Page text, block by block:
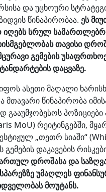
და უცხოური
წინაპირობაა. ეს
სრულ
თავისი
გემების
დაცვაზე.
ასეთი მაღალი
მთავარი წინაპირობა
გააუმჯობესოს პოზიციები
MoU) რეიტინგებში,
„თეთრ სიაში“
დაკავების
დროშასა და
უმაღლეს
მოუტანს.